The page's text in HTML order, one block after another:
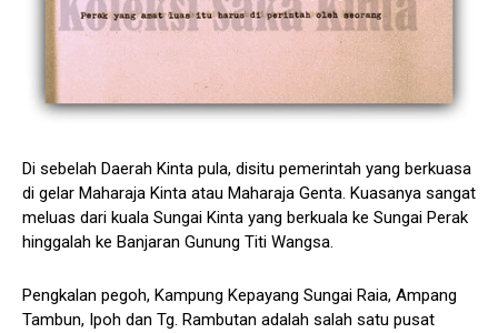
Di sebelah Daerah Kinta pula, disitu pemerintah yang berkuasa
di gelar Maharaja Kinta atau Maharaja Genta. Kuasanya sangat
meluas dari kuala Sungai Kinta yang berkuala ke Sungai Perak
hinggalah ke Banjaran Gunung Titi Wangsa.
Pengkalan pegoh, Kampung Kepayang Sungai Raia, Ampang
Tambun, Ipoh dan Tg. Rambutan adalah salah satu pusat